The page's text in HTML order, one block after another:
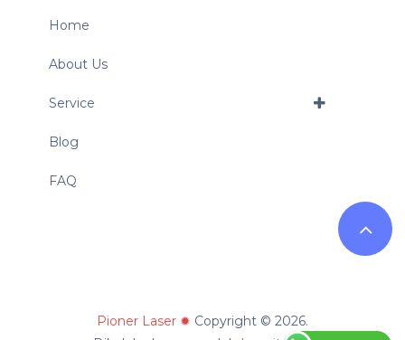
Home
About Us
Service
Blog
FAQ
Pioner Laser ✹ Copyright © 2026.